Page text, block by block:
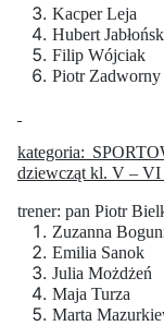
Kacper Leja
Hubert
Filip Wójciak
Piotr Zadworny
kategoria:
dziewcząt kl. V – VI
trener: pan Piotr
Zuzanna
Emilia Sanok
Julia Możdżeń
Maja Turza
Marta